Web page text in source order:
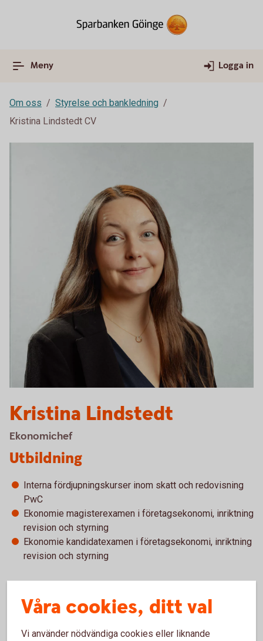
Meny Logga in
Om oss
Styrelse och bankledning
Kristina Lindstedt CV
Kristina Lindstedt
Ekonomichef
Utbildning
Interna fördjupningskurser inom skatt och redovisning
PwC
Ekonomie magisterexamen i företagsekonomi, inriktning
revision och styrning
Ekonomie kandidatexamen i företagsekonomi, inriktning
revision och styrning
Våra cookies, ditt val
Vi använder nödvändiga cookies eller liknande